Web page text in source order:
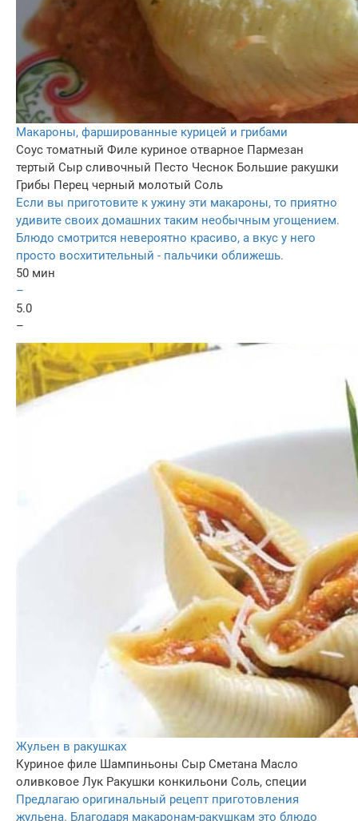
Макароны, фаршированные курицей и грибами
Соус томатный Филе куриное отварное Пармезан
тертый Сыр сливочный Песто Чеснок Большие ракушки
Грибы Перец черный молотый Соль
Если вы приготовите к ужину эти макароны, то приятно
удивите своих домашних таким необычным угощением.
Блюдо смотрится невероятно красиво, а вкус у него
просто восхитительный - пальчики оближешь.
50 мин
–
5.0
–
Жульен в ракушках
Куриное филе Шампиньоны Сыр Сметана Масло
оливковое Лук Ракушки конкильони Соль, специи
Предлагаю оригинальный рецепт приготовления
жульена. Благодаря макаронам-ракушкам это блюдо